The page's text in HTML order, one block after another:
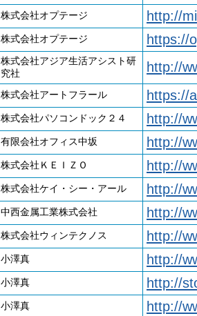
株式会社オプテージ http://
株式会社オプテージ https://
株式会社アジア生活アシスト研
究社
http://
株式会社アートフラール https://
株式会社パソコンドック２４ http://
有限会社オフィス中坂 http://
株式会社ＫＥＩＺＯ http://
株式会社ケイ・シー・アール http://
中西金属工業株式会社 http://
株式会社ウィンテクノス http://
小澤真 http://
小澤真 http://
小澤真 http://